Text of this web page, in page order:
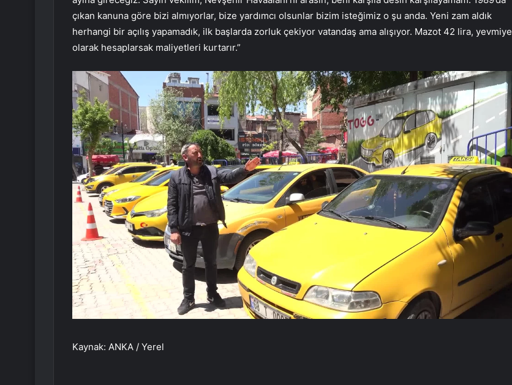
çıkan kanuna göre bizi almıyorlar, bize yardımcı olsunlar bizim isteğimiz o şu anda. Yeni zam aldık
herhangi bir açılış yapamadık, ilk başlarda zorluk çekiyor vatandaş ama alışıyor. Mazot 42 lira, yevmiye
olarak hesaplarsak maliyetleri kurtarır.”
Kaynak: ANKA / Yerel